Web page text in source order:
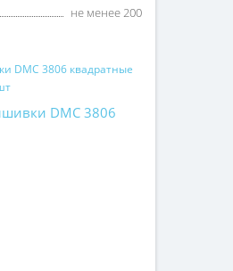
не менее 200
DMC 3806